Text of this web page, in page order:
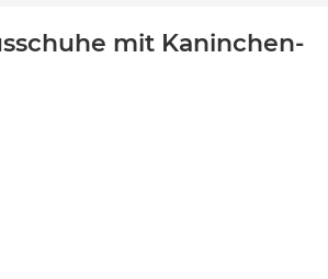
mit Kaninchen-